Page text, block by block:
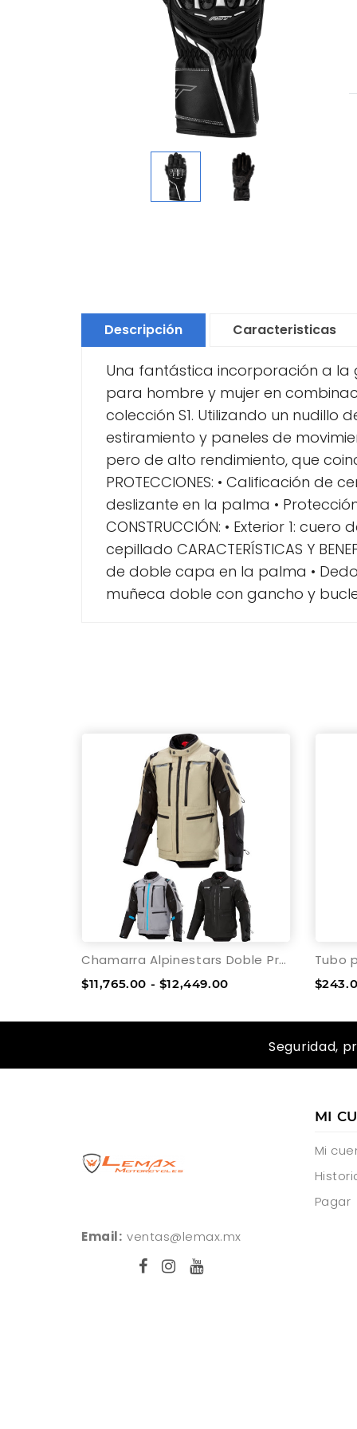
Descripción Caracteristicas
Una fantástica incorporación a la
para hombre y mujer en
colección S1. Utilizando un
estiramiento y paneles de
pero de alto rendimiento, que
PROTECCIONES: • Calificación de
deslizante en la palma •
CONSTRUCCIÓN: • Exterior 1:
cepillado CARACTERÍSTICAS Y
de doble capa en la palma •
muñeca doble con gancho y bucle
Chamarra Alpinestars Doble Propósito Ardent 3 en 1
$11,765.00 - $12,449.00
Seguridad,
Email: ventas@lemax.mx
MI
Mi
Pagar